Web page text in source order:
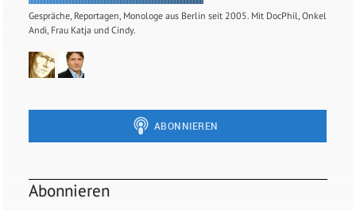
Gespräche, Reportagen, Monologe aus Berlin seit 2005. Mit DocPhil, Onkel
Andi, Frau Katja und Cindy.
Abonnieren